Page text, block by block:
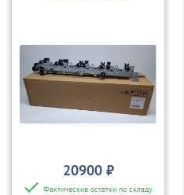
20900 ₽
Фактические остатки по складу